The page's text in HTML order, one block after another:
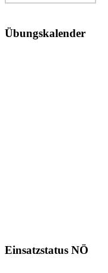
Übungskalender
Einsatzstatus NÖ